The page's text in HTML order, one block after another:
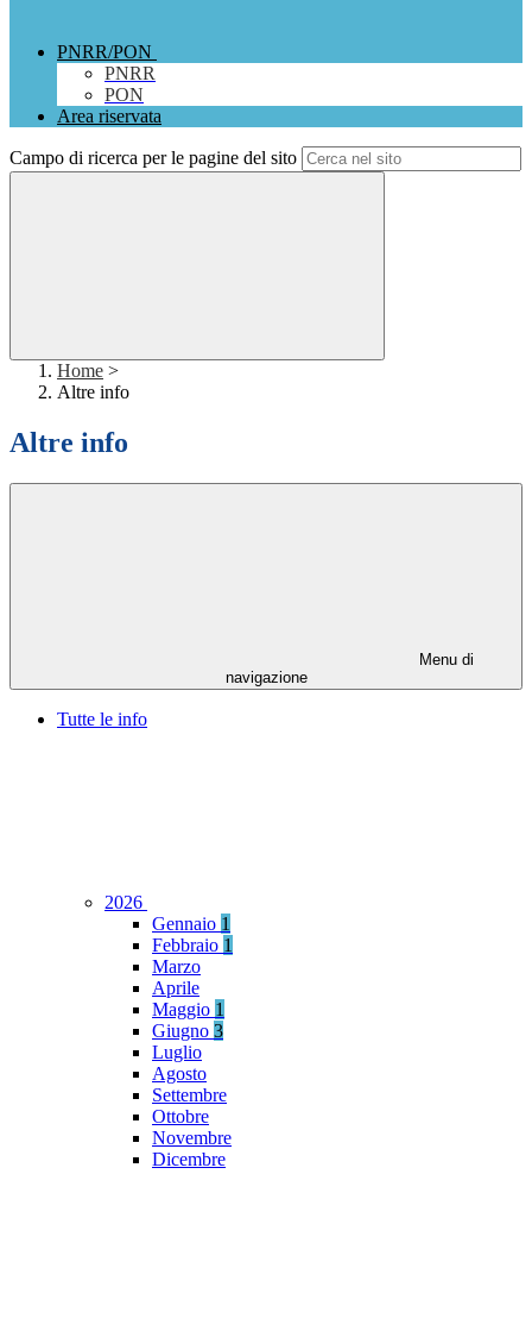
PNRR/PON
PNRR
PON
Area riservata
Campo di ricerca per le pagine del sito
Home >
Altre info
Altre info
Menu di
navigazione
Tutte le info
2026
Gennaio 1
Febbraio 1
Marzo
Aprile
Maggio 1
Giugno 3
Luglio
Agosto
Settembre
Ottobre
Novembre
Dicembre